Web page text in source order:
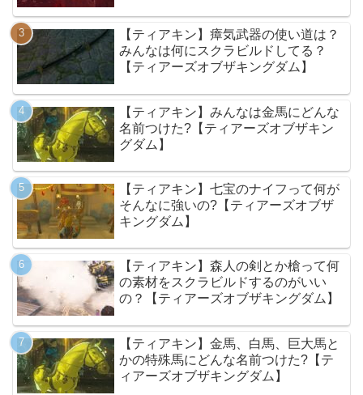
【ティアキン】瘴気武器の使い道は？
みんなは何にスクラビルドしてる？
【ティアーズオブザキングダム】
【ティアキン】みんなは金馬にどんな
名前つけた?【ティアーズオブザキン
グダム】
【ティアキン】七宝のナイフって何が
そんなに強いの?【ティアーズオブザ
キングダム】
【ティアキン】森人の剣とか槍って何
の素材をスクラビルドするのがいい
の？【ティアーズオブザキングダム】
【ティアキン】金馬、白馬、巨大馬と
かの特殊馬にどんな名前つけた?【テ
ィアーズオブザキングダム】